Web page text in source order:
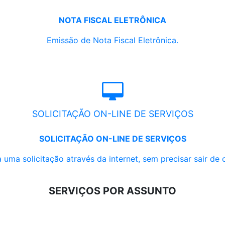
NOTA FISCAL ELETRÔNICA
Emissão de Nota Fiscal Eletrônica.
SOLICITAÇÃO ON-LINE DE SERVIÇOS
SOLICITAÇÃO ON-LINE DE SERVIÇOS
uma solicitação através da internet, sem precisar sair de
SERVIÇOS POR ASSUNTO